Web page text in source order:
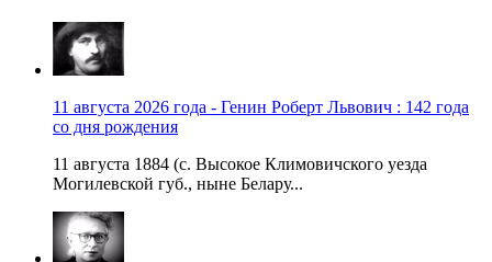
11 августа 2026 года - Генин Роберт Львович : 142 года
со дня рождения
11 августа 1884 (с. Высокое Климовичского уезда
Могилевской губ., ныне Белару...